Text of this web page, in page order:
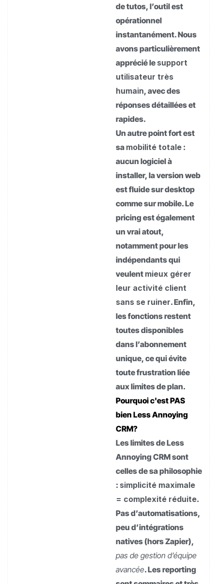
de tutos, l’outil est
opérationnel
instantanément. Nous
avons particulièrement
apprécié le support
utilisateur très
humain, avec des
réponses détaillées et
rapides.
Un autre point fort est
sa mobilité totale :
aucun logiciel à
installer, la version web
est fluide sur desktop
comme sur mobile. Le
pricing est également
un vrai atout,
notamment pour les
indépendants qui
veulent mieux gérer
leur activité client
sans se ruiner. Enfin,
les fonctions restent
toutes disponibles
dans l’abonnement
unique, ce qui évite
toute frustration liée
aux limites de plan.
Pourquoi c'est PAS
bien Less Annoying
CRM?
Les limites de Less
Annoying CRM sont
celles de sa philosophie
: simplicité maximale
= complexité réduite.
Pas d’automatisations,
peu d’intégrations
natives (hors Zapier),
pas de gestion d’équipe
avancée. Les reporting